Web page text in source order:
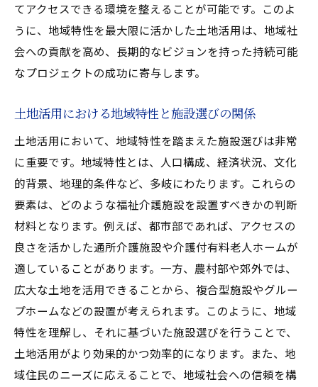
てアクセスできる環境を整えることが可能です。このよ
うに、地域特性を最大限に活かした土地活用は、地域社
会への貢献を高め、長期的なビジョンを持った持続可能
なプロジェクトの成功に寄与します。
土地活用における地域特性と施設選びの関係
土地活用において、地域特性を踏まえた施設選びは非常
に重要です。地域特性とは、人口構成、経済状況、文化
的背景、地理的条件など、多岐にわたります。これらの
要素は、どのような福祉介護施設を設置すべきかの判断
材料となります。例えば、都市部であれば、アクセスの
良さを活かした通所介護施設や介護付有料老人ホームが
適していることがあります。一方、農村部や郊外では、
広大な土地を活用できることから、複合型施設やグルー
プホームなどの設置が考えられます。このように、地域
特性を理解し、それに基づいた施設選びを行うことで、
土地活用がより効果的かつ効率的になります。また、地
域住民のニーズに応えることで、地域社会への信頼を構